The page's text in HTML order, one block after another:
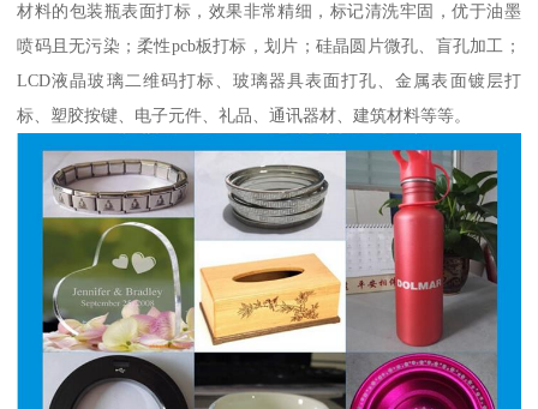
材料的包装瓶表面打标，效果非常精细，标记清洗牢固，优于油墨
喷码且无污染；柔性pcb板打标，划片；硅晶圆片微孔、盲孔加工；
LCD液晶玻璃二维码打标、玻璃器具表面打孔、金属表面镀层打
标、塑胶按键、电子元件、礼品、通讯器材、建筑材料等等。